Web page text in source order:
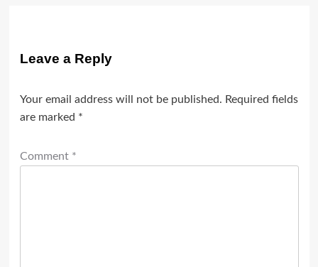
Leave a Reply
Your email address will not be published. Required fields
are marked *
Comment *